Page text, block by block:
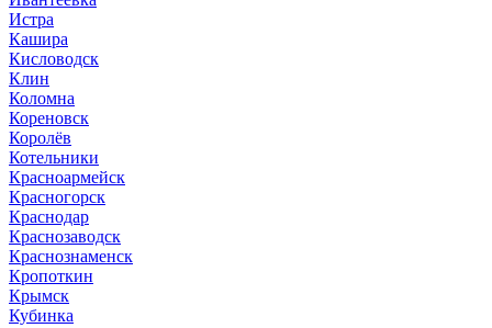
Истра
Кашира
Кисловодск
Клин
Коломна
Кореновск
Королёв
Котельники
Красноармейск
Красногорск
Краснодар
Краснозаводск
Краснознаменск
Кропоткин
Крымск
Кубинка